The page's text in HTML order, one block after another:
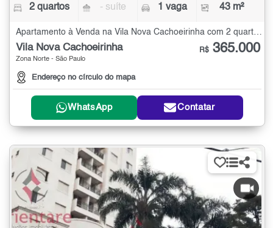
2 quartos - suíte 1 vaga 43 m²
Apartamento à Venda na Vila Nova Cachoeirinha com 2 quartos - 43 m²
Vila Nova Cachoeirinha
Zona Norte - São Paulo
Endereço no círculo do mapa
R$ 365.000
WhatsApp Contatar